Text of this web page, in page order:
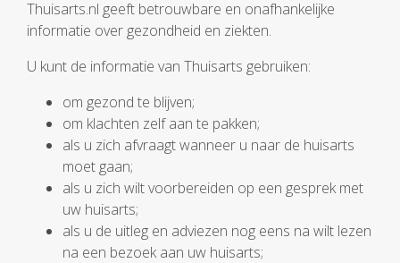
Thuisarts.nl geeft betrouwbare en onafhankelijke
informatie over gezondheid en ziekten.
U kunt de informatie van Thuisarts gebruiken:
om gezond te blijven;
om klachten zelf aan te pakken;
als u zich afvraagt wanneer u naar de huisarts
moet gaan;
als u zich wilt voorbereiden op een gesprek met
uw huisarts;
als u de uitleg en adviezen nog eens na wilt lezen
na een bezoek aan uw huisarts;